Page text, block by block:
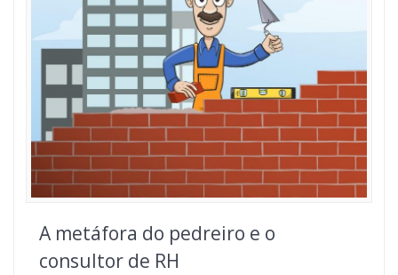
A metáfora do pedreiro e o
consultor de RH